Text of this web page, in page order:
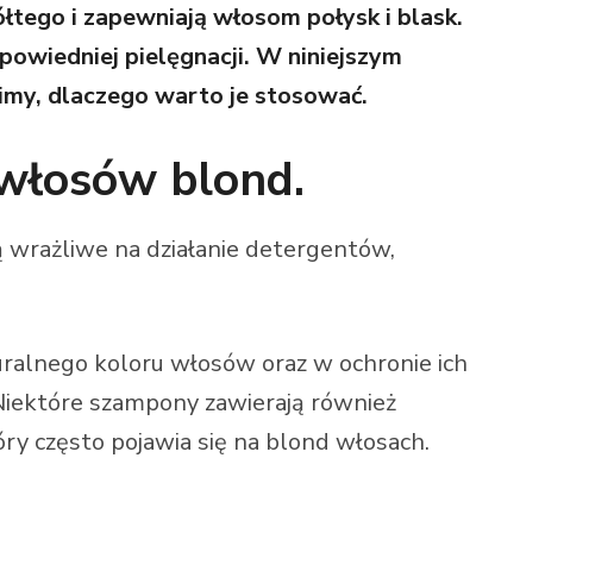
i zapewniają włosom połysk i blask.
pielęgnacji. W niniejszym
dlaczego warto je stosować.
blond.
na działanie detergentów,
koloru włosów oraz w ochronie ich
szampony zawierają również
często pojawia się na blond włosach.